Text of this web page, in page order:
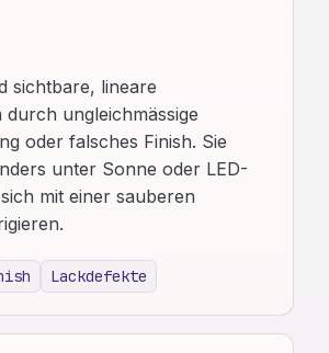
sichtbare, lineare
ungleichmässige
oder falsches Finish. Sie
unter Sonne oder LED-
mit einer sauberen
Lackdefekte